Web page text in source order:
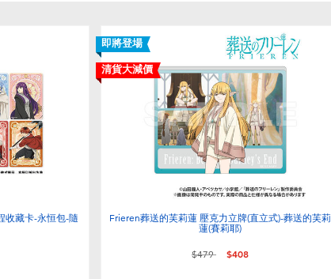
收藏卡-永恒包-隨
即將登場
清貨大減價
Frieren葬送的芙莉蓮 壓克力立牌(直立式)-葬送的芙莉
蓮(賽莉耶)
價格從
$479至 $408